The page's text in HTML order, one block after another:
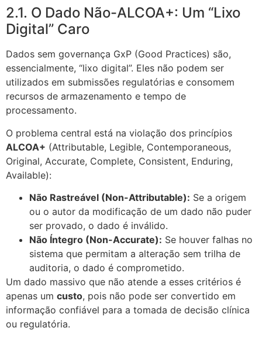
2.1. O Dado Não-ALCOA+: Um “Lixo
Digital” Caro
Dados sem governança GxP (Good Practices) são,
essencialmente, “lixo digital”. Eles não podem ser
utilizados em submissões regulatórias e consomem
recursos de armazenamento e tempo de
processamento.
O problema central está na violação dos princípios
ALCOA+ (Attributable, Legible, Contemporaneous,
Original, Accurate, Complete, Consistent, Enduring,
Available):
Não Rastreável (Non-Attributable): Se a origem
ou o autor da modificação de um dado não puder
ser provado, o dado é inválido.
Não Íntegro (Non-Accurate): Se houver falhas no
sistema que permitam a alteração sem trilha de
auditoria, o dado é comprometido.
Um dado massivo que não atende a esses critérios é
apenas um custo, pois não pode ser convertido em
informação confiável para a tomada de decisão clínica
ou regulatória.